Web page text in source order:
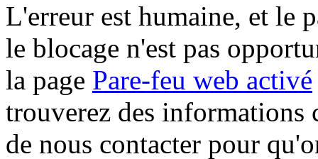
L'erreur est humaine, et le
le blocage n'est pas
la page Pare-feu web activé
trouverez des informations
de nous contacter pour